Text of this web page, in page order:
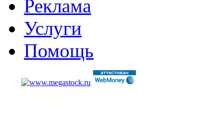
Реклама
Услуги
Помощь